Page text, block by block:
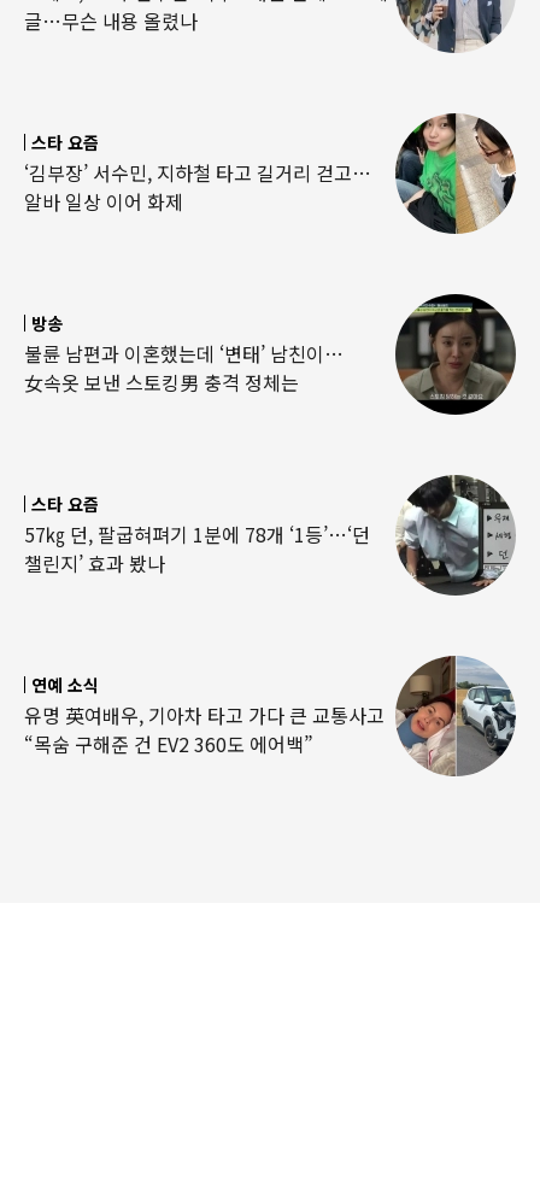
글…무슨 내용 올렸나
스타 요즘
‘김부장’ 서수민, 지하철 타고 길거리 걷고…
알바 일상 이어 화제
방송
불륜 남편과 이혼했는데 ‘변태’ 남친이…
女속옷 보낸 스토킹男 충격 정체는
스타 요즘
57㎏ 던, 팔굽혀펴기 1분에 78개 ‘1등’…‘던
챌린지’ 효과 봤나
연예 소식
유명 英여배우, 기아차 타고 가다 큰 교통사고
“목숨 구해준 건 EV2 360도 에어백”